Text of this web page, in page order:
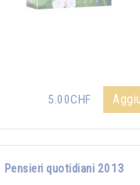
5.00CHF
Pensieri quotidiani 2013